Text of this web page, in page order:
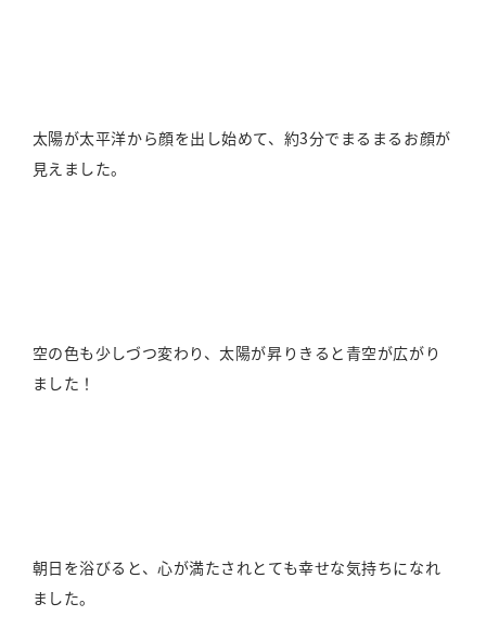
太陽が太平洋から顔を出し始めて、約3分でまるまるお顔が
見えました。
空の色も少しづつ変わり、太陽が昇りきると青空が広がり
ました！
朝日を浴びると、心が満たされとても幸せな気持ちになれ
ました。